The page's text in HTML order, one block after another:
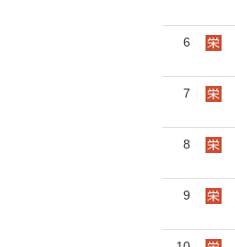
6
7
8
9